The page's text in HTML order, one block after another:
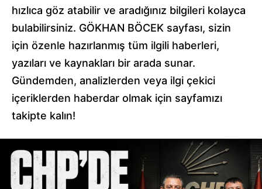
hızlıca göz atabilir ve aradığınız bilgileri kolayca
bulabilirsiniz. GÖKHAN BÖCEK sayfası, sizin
için özenle hazırlanmış tüm ilgili haberleri,
yazıları ve kaynakları bir arada sunar.
Gündemden, analizlerden veya ilgi çekici
içeriklerden haberdar olmak için sayfamızı
takipte kalın!